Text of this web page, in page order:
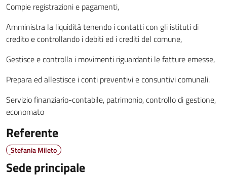
Compie registrazioni e pagamenti,
Amministra la liquidità tenendo i contatti con gli istituti di
credito e controllando i debiti ed i crediti del comune,
Gestisce e controlla i movimenti riguardanti le fatture emesse,
Prepara ed allestisce i conti preventivi e consuntivi comunali.
Servizio finanziario-contabile, patrimonio, controllo di gestione,
economato
Referente
Stefania Mileto
Sede principale